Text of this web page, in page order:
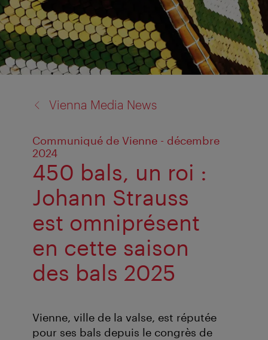
Vienna Media News
Communiqué de Vienne - décembre
2024
450 bals, un roi :
Johann Strauss
est omniprésent
en cette saison
des bals 2025
Vienne, ville de la valse, est réputée
pour ses bals depuis le congrès de